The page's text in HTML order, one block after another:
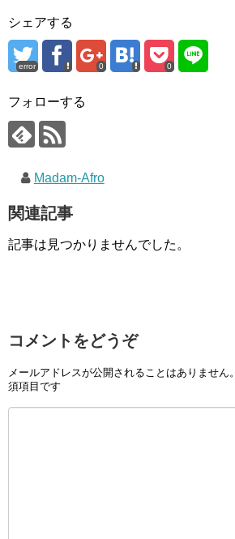
シェアする
error 0 0
フォローする
Madam-Afro
関連記事
記事は見つかりませんでした。
コメントをどうぞ
メールアドレスが公開されることはありません。
須項目です